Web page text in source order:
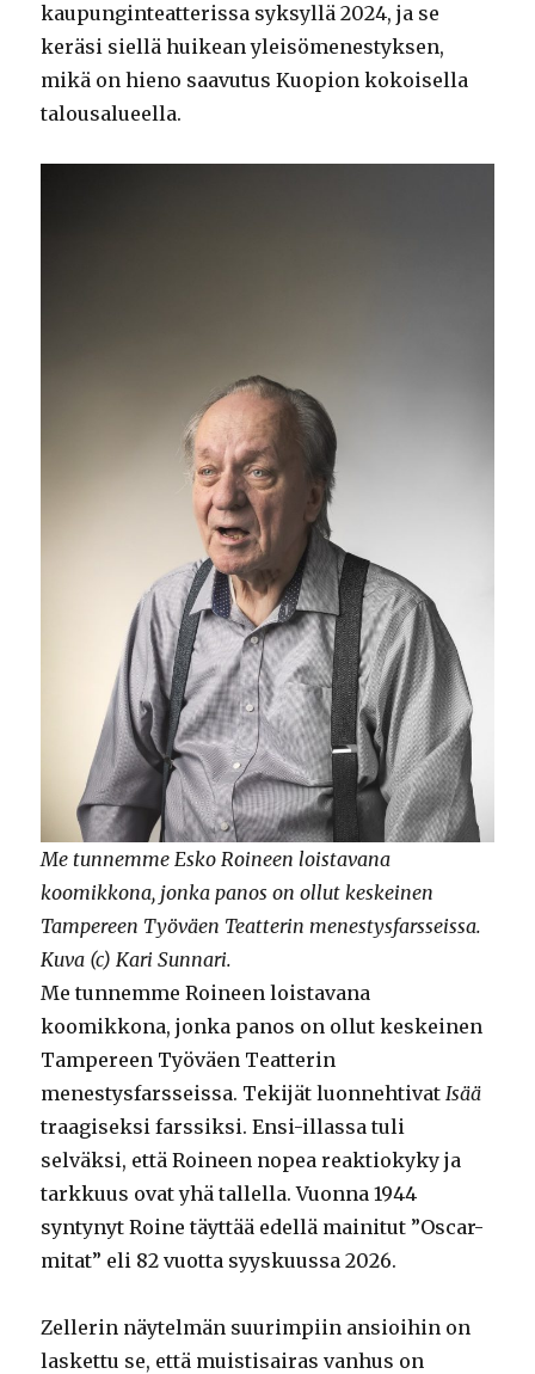
kaupunginteatterissa syksyllä 2024, ja se
keräsi siellä huikean yleisömenestyksen,
mikä on hieno saavutus Kuopion kokoisella
talousalueella.
Me tunnemme Esko Roineen loistavana
koomikkona, jonka panos on ollut keskeinen
Tampereen Työväen Teatterin menestysfarsseissa.
Kuva (c) Kari Sunnari.
Me tunnemme Roineen loistavana
koomikkona, jonka panos on ollut keskeinen
Tampereen Työväen Teatterin
menestysfarsseissa. Tekijät luonnehtivatIsää
traagiseksi farssiksi. Ensi-illassa tuli
selväksi, että Roineen nopea reaktiokyky ja
tarkkuus ovat yhä tallella. Vuonna 1944
syntynyt Roine täyttää edellä mainitut ”Oscar-
mitat” eli 82 vuotta syyskuussa 2026.
Zellerin näytelmän suurimpiin ansioihin on
laskettu se, että muistisairas vanhus on